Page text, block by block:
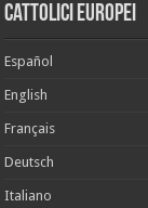
cattolici europei
Español
English
Français
Deutsch
Italiano